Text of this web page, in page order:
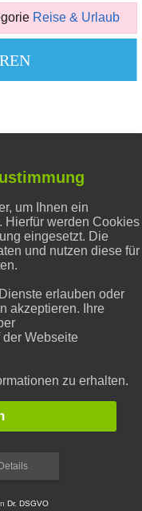
Reise & Urlaub
um Ihnen ein
Hierfür werden Cookies
eingesetzt. Die
und nutzen diese für
erlauben oder
akzeptieren. Ihre
der Webseite
zu erhalten.
Details
Dr. DSGVO